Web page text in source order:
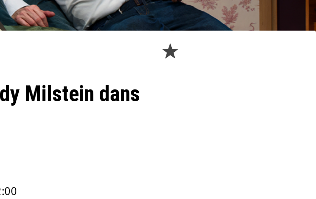
Milstein dans